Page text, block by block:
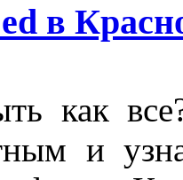
в
как
и